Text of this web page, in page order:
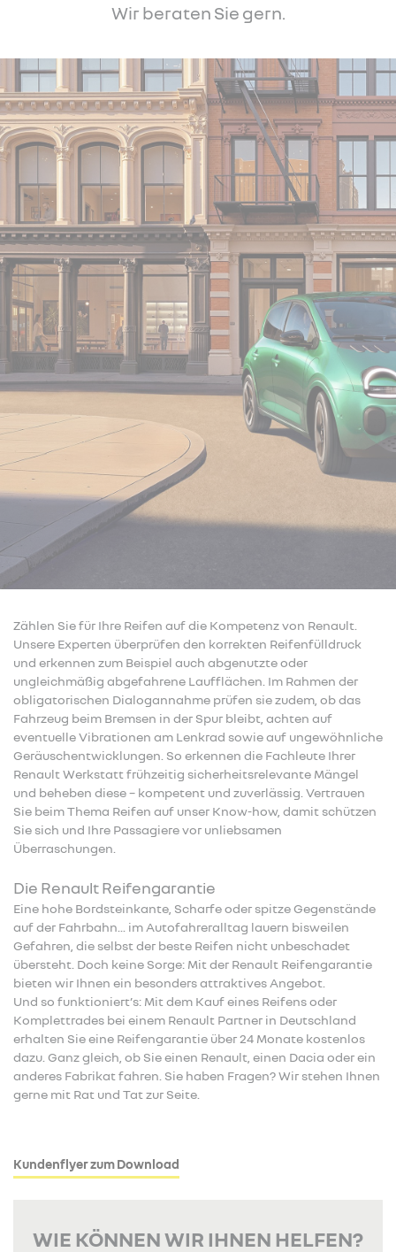
Wir beraten Sie gern.
Zählen Sie für Ihre Reifen auf die Kompetenz von Renault.
Unsere Experten überprüfen den korrekten Reifenfülldruck
und erkennen zum Beispiel auch abgenutzte oder
ungleichmäßig abgefahrene Laufflächen. Im Rahmen der
obligatorischen Dialogannahme prüfen sie zudem, ob das
Fahrzeug beim Bremsen in der Spur bleibt, achten auf
eventuelle Vibrationen am Lenkrad sowie auf ungewöhnliche
Geräuschentwicklungen. So erkennen die Fachleute Ihrer
Renault Werkstatt frühzeitig sicherheitsrelevante Mängel
und beheben diese – kompetent und zuverlässig. Vertrauen
Sie beim Thema Reifen auf unser Know-how, damit schützen
Sie sich und Ihre Passagiere vor unliebsamen
Überraschungen.
Die Renault Reifengarantie
Eine hohe Bordsteinkante, Scharfe oder spitze Gegenstände
auf der Fahrbahn... im Autofahreralltag lauern bisweilen
Gefahren, die selbst der beste Reifen nicht unbeschadet
übersteht. Doch keine Sorge: Mit der Renault Reifengarantie
bieten wir Ihnen ein besonders attraktives Angebot.
Und so funktioniert’s: Mit dem Kauf eines Reifens oder
Komplettrades bei einem Renault Partner in Deutschland
erhalten Sie eine Reifengarantie über 24 Monate kostenlos
dazu. Ganz gleich, ob Sie einen Renault, einen Dacia oder ein
anderes Fabrikat fahren. Sie haben Fragen? Wir stehen Ihnen
gerne mit Rat und Tat zur Seite.
Kundenflyer zum Download
WIE KÖNNEN WIR IHNEN HELFEN?